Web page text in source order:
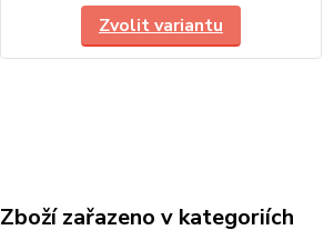
Zvolit variantu
Zboží zařazeno v kategoriích